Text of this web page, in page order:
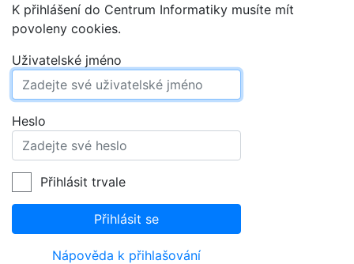
K přihlášení do Centrum Informatiky musíte mít
povoleny cookies.
Uživatelské jméno
Heslo
Přihlásit trvale
Přihlásit se
Nápověda k přihlašování